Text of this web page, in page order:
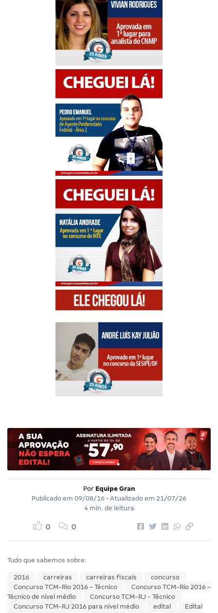
Por Equipe Gran
Publicado em 09/08/16 • Atualizado em 21/07/26
4 min. de leitura
0 0
Tudo que sabemos sobre:
2016 carreiras carreiras fiscais
concurso
Concurso TCM-Rio 2016 – Técnico
Concurso TCM-Rio 2016 –
Técnico de nível médio
Concurso TCM-RJ - Técnico
Concurso TCM-RJ 2016 para nível médio
edital
Edital